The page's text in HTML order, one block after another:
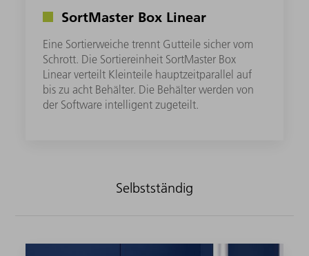
SortMaster Box Linear
Eine Sortierweiche trennt Gutteile sicher vom
Schrott. Die Sortiereinheit SortMaster Box
Linear verteilt Kleinteile hauptzeitparallel auf
bis zu acht Behälter. Die Behälter werden von
der Software intelligent zugeteilt.
Selbstständig